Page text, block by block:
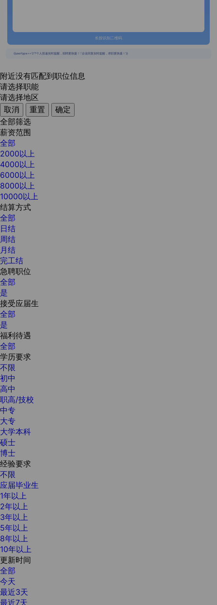
长按识别二维码
{{usertype=='2'?'个人投递实时提醒，招聘更快捷！':'企业回复实时提醒，求职更快捷！'}}
附近没有匹配到职位信息
请选择职能
请选择地区
取消
重置
确定
全部筛选
薪资范围
全部
2000以上
4000以上
6000以上
8000以上
10000以上
结算方式
全部
日结
周结
月结
完工结
急聘职位
全部
是
接受应届生
全部
是
福利待遇
全部
学历要求
不限
初中
高中
职高/技校
中专
大专
大学本科
硕士
博士
经验要求
不限
应届毕业生
1年以上
2年以上
3年以上
5年以上
8年以上
10年以上
更新时间
全部
今天
最近3天
最近7天